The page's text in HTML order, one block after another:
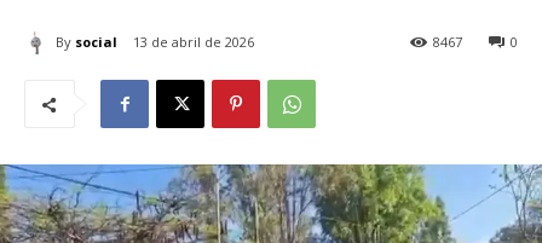
By social 13 de abril de 2026 0
8467